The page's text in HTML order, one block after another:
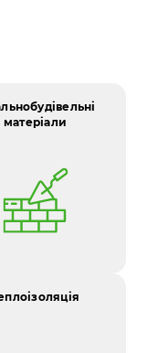
матеріали